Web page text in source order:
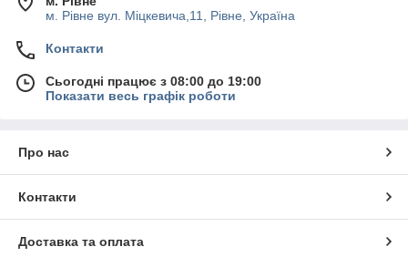
роки.
м. Рівне вул. Міцкевича,11, Рівне, Україна
Контакти
Сьогодні працює з 08:00 до 19:00
Показати весь графік роботи
Про нас
Контакти
Доставка та оплата